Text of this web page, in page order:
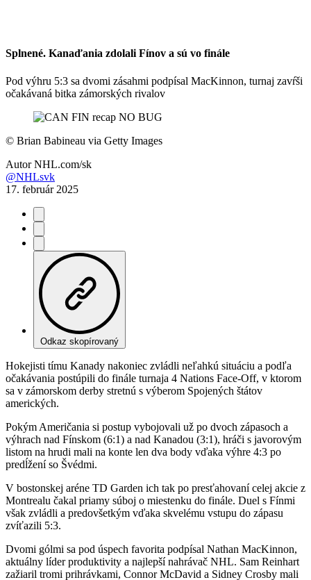
Splnené. Kanaďania zdolali Fínov a sú vo finále
Pod výhru 5:3 sa dvomi zásahmi podpísal MacKinnon, turnaj zavŕši
očakávaná bitka zámorských rivalov
© Brian Babineau via Getty Images
Autor NHL.com/sk
@NHLsvk
17. február 2025
Odkaz skopírovaný
Hokejisti tímu Kanady nakoniec zvládli neľahkú situáciu a podľa
očakávania postúpili do finále turnaja 4 Nations Face-Off, v ktorom
sa v zámorskom derby stretnú s výberom Spojených štátov
amerických.
Pokým Američania si postup vybojovali už po dvoch zápasoch a
výhrach nad Fínskom (6:1) a nad Kanadou (3:1), hráči s javorovým
listom na hrudi mali na konte len dva body vďaka výhre 4:3 po
predĺžení so Švédmi.
V bostonskej aréne TD Garden ich tak po presťahovaní celej akcie z
Montrealu čakal priamy súboj o miestenku do finále. Duel s Fínmi
však zvládli a predovšetkým vďaka skvelému vstupu do zápasu
zvíťazili 5:3.
Dvomi gólmi sa pod úspech favorita podpísal Nathan MacKinnon,
aktuálny líder produktivity a najlepší nahrávač NHL. Sam Reinhart
zažiaril tromi prihrávkami, Connor McDavid a Sidney Crosby mali